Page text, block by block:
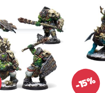
-15%